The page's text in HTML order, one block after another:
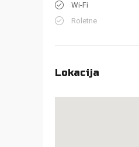
Wi-Fi
Roletne
Lokacija